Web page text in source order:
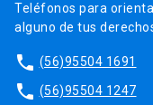
Teléfonos para
alguno de tus
phone (56)95504 1691
phone (56)95504 1247